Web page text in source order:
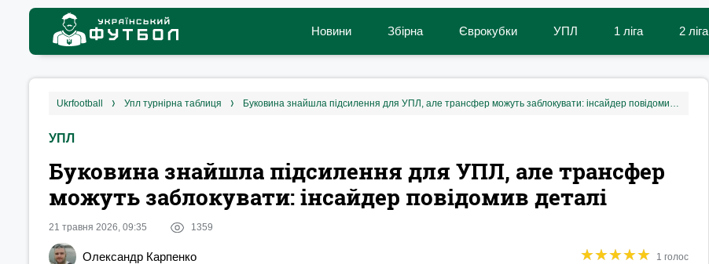
Новини Збірна Єврокубки УПЛ 1 ліга 2 ліга
ukrfootball упл турнірна таблиця Буковина знайшла підсилення для УПЛ, але трансфер можуть заблокувати: інсайдер повідомив деталі
УПЛ
Буковина знайшла підсилення для УПЛ, але трансфер
можуть заблокувати: інсайдер повідомив деталі
21 травня 2026, 09:35 1359
Олександр Карпенко ★★★★★
★★★★★ 1 голос